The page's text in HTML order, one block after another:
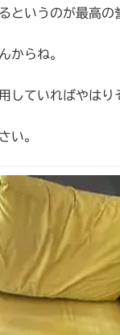
いうのが最高の
からね。
していればやはり
い。